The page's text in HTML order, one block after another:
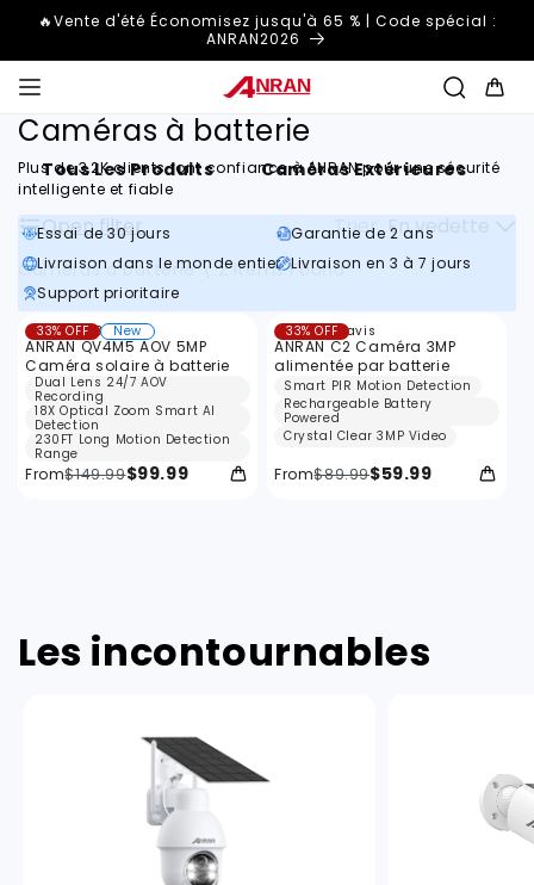
passer
contenu
🔥Vente d'été Économisez jusqu'à 65 % | Code spécial :
ANRAN2026
Panier
Caméras à batterie
Plus de 3,2K clients font confiance à ANRAN pour une sécurité
intelligente et fiable
Essai de 30 jours
Garantie de 2 ans
Livraison dans le monde entier Livraison en 3 à 7 jours
Support prioritaire
Tous Les Produits Caméras Extérieures
Open filter Trier En vedette
Caméras à batterie \ 2 Items Found
F
e
Filtrer
33% OFF New
173 avis173
total
des
critiques
ANRAN QV4M5 AOV 5MP
Caméra solaire à batterie
Dual Lens 24/7 AOV
Recording
18X Optical Zoom Smart AI
Detection
230FT Long Motion Detection
Range
From$149.99$99.99
33% OFF11 avis
total
des
critiques
ANRAN C2 Caméra 3MP
alimentée par batterie
Smart PIR Motion Detection
Rechargeable Battery
Powered
Crystal Clear 3MP Video
From$89.99$59.99
Les incontournables